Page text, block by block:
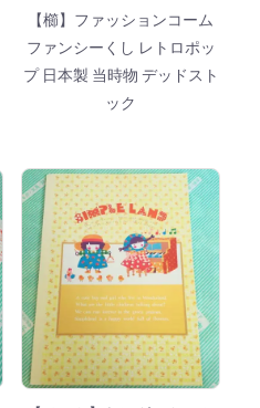
【櫛】ファッションコーム
ファンシーくし レトロポッ
プ 日本製 当時物 デッドスト
ック